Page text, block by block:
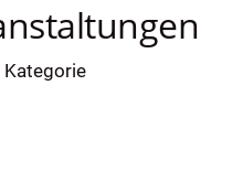
Kategorie